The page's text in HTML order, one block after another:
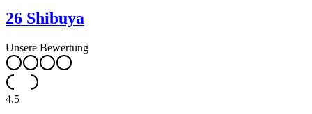
26 Shibuya
Unsere Bewertung
4.5